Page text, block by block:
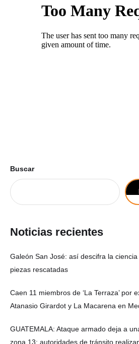
Buscar
Noticias recientes
Galeón San José: así descifra la
piezas rescatadas
Caen 11 miembros de ‘La Terraza’ por
Atanasio Girardot y La Macarena en
GUATEMALA: Ataque armado deja a
zona 13; autoridades de tránsito